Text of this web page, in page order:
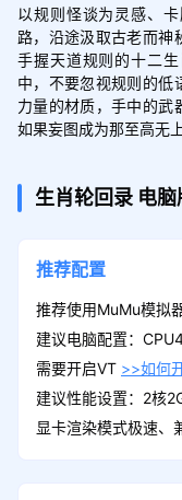
以规则怪谈为灵感、
路，沿途汲取古老而神
手握天道规则的十二
中，不要忽视规则的低
力量的材质，手中的武
如果妄图成为那至高无
生肖轮回录 电脑
推荐配置
推荐使用MuMu模拟
建议电脑配置：
需要开启VT >>如何
建议性能设置：2核
显卡渲染模式极速、